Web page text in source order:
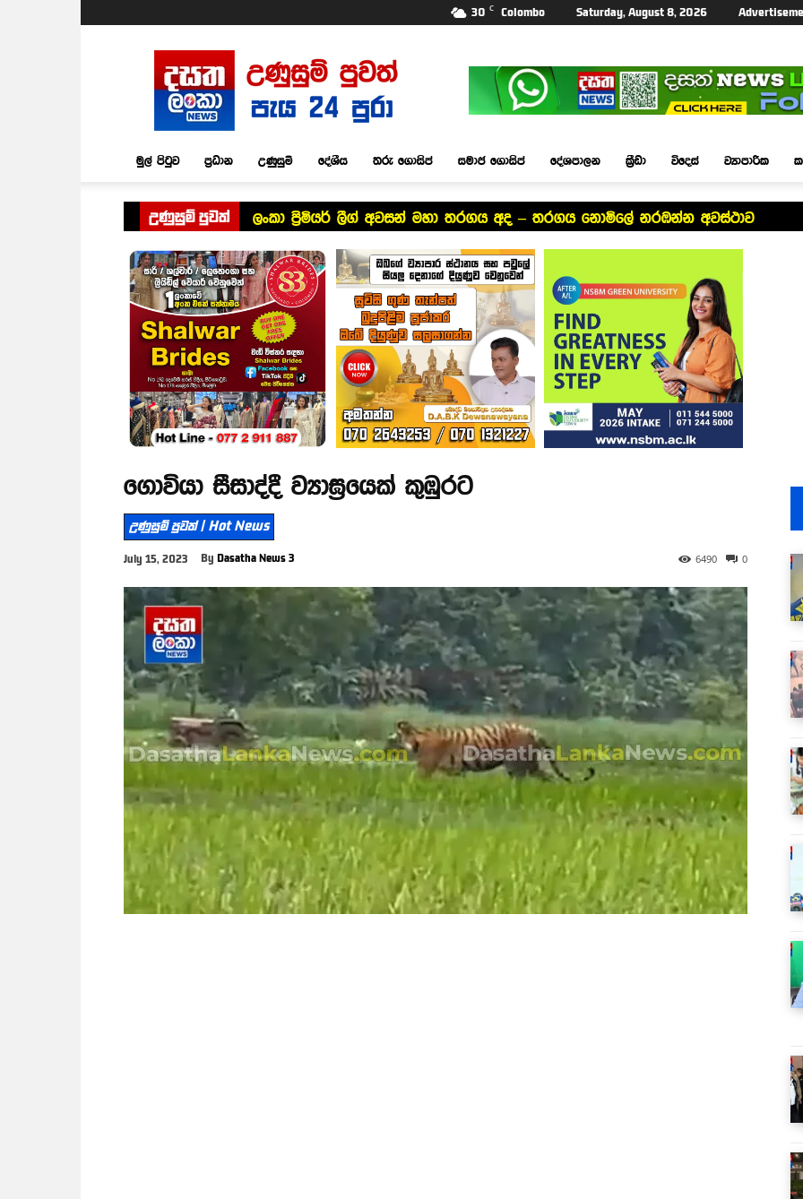
30 C Colombo Saturday, August 8, 2026
Dasatha
Lanka
News
මුල් පිටුව ප්‍රධාන උණුසුම් දේශීය තරු ගොසිප් සමාජ ගොසිප් දේශපාලන ක්‍රීඩා විදෙස් ව්‍යාපාරික
උණුසුම් පුවත් ලංකා ප්‍රිමියර් ලීග් අවසන් මහා තරගය අද – තරගය නොමිලේ නරඹන්න අවස්ථාව
ගොවියා සීසාද්දී ව්‍යාඝ්‍රයෙක් කුඹුරට
උණුසුම් පුවත් | Hot News
July 15, 2023 By Dasatha News 3 0
6490